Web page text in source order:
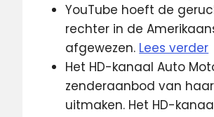
YouTube hoeft de
rechter in de
afgewezen. Lees verder
Het HD-kanaal Auto
zenderaanbod van
uitmaken. Het HD-